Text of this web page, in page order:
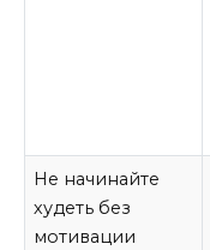
Не начинайте
худеть без
мотивации